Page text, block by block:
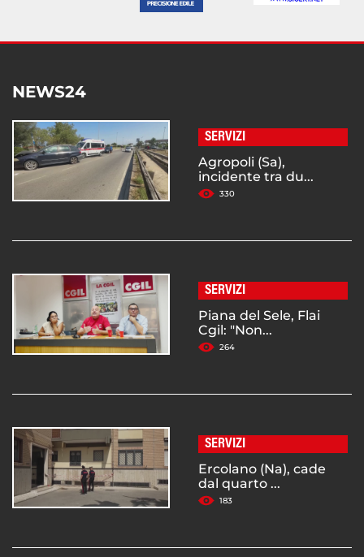
NEWS24
SERVIZI
Agropoli (Sa),
incidente tra du...
330
SERVIZI
Piana del Sele, Flai
Cgil: "Non...
264
SERVIZI
Ercolano (Na), cade
dal quarto ...
183